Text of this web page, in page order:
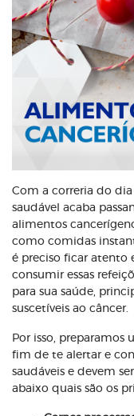
Com a correria do
saudável acaba
alimentos
como comidas
é preciso ficar atento
consumir essas
para sua saúde,
suscetíveis ao câncer.
Por isso, preparamos
fim de te alertar e
saudáveis e devem
abaixo quais são os